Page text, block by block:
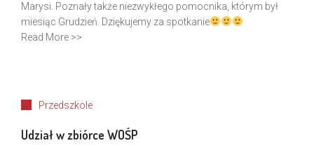
Marysi. Poznały także niezwykłego pomocnika, którym był
miesiąc Grudzień. Dziękujemy za spotkanie
Read More >>
Przedszkole
Udział w zbiórce WOŚP